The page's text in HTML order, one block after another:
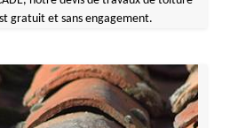
gratuit et sans engagement.